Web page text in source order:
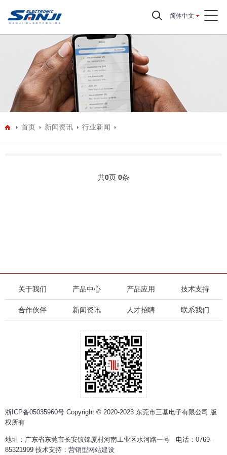
简体中文
首页 新闻资讯 行业新闻
共0页 0条
关于我们 产品中心 产品应用 技术支持
合作伙伴 新闻资讯 人才招聘 联系我们
浙ICP备05035960号 Copyright © 2020-2023 东莞市三基电子有限公司 版
权所有
地址：广东省东莞市长安镇锦厦村河南工业区水河路一号 电话：0769-
85321999 技术支持： 营销型网站建设